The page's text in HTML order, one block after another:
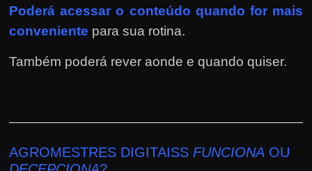
Poderá acessar o conteúdo quando for mais
conveniente para sua rotina.
Também poderá rever aonde e quando quiser.
AGROMESTRES DIGITAISSFUNCIONA OU